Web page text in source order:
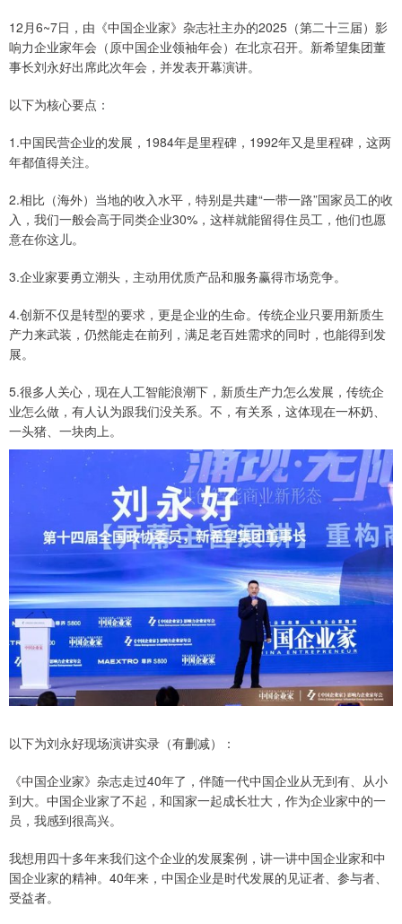
12月6~7日，由《中国企业家》杂志社主办的2025（第二十三届）影
响力企业家年会（原中国企业领袖年会）在北京召开。新希望集团董
事长刘永好出席此次年会，并发表开幕演讲。
以下为核心要点：
1.中国民营企业的发展，1984年是里程碑，1992年又是里程碑，这两
年都值得关注。
2.相比（海外）当地的收入水平，特别是共建“一带一路”国家员工的收
入，我们一般会高于同类企业30%，这样就能留得住员工，他们也愿
意在你这儿。
3.企业家要勇立潮头，主动用优质产品和服务赢得市场竞争。
4.创新不仅是转型的要求，更是企业的生命。传统企业只要用新质生
产力来武装，仍然能走在前列，满足老百姓需求的同时，也能得到发
展。
5.很多人关心，现在人工智能浪潮下，新质生产力怎么发展，传统企
业怎么做，有人认为跟我们没关系。不，有关系，这体现在一杯奶、
一头猪、一块肉上。
以下为刘永好现场演讲实录（有删减）：
《中国企业家》杂志走过40年了，伴随一代中国企业从无到有、从小
到大。中国企业家了不起，和国家一起成长壮大，作为企业家中的一
员，我感到很高兴。
我想用四十多年来我们这个企业的发展案例，讲一讲中国企业家和中
国企业家的精神。40年来，中国企业是时代发展的见证者、参与者、
受益者。